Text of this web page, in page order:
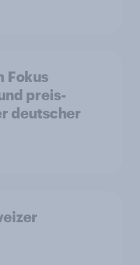
Fokus
preis-
deutscher